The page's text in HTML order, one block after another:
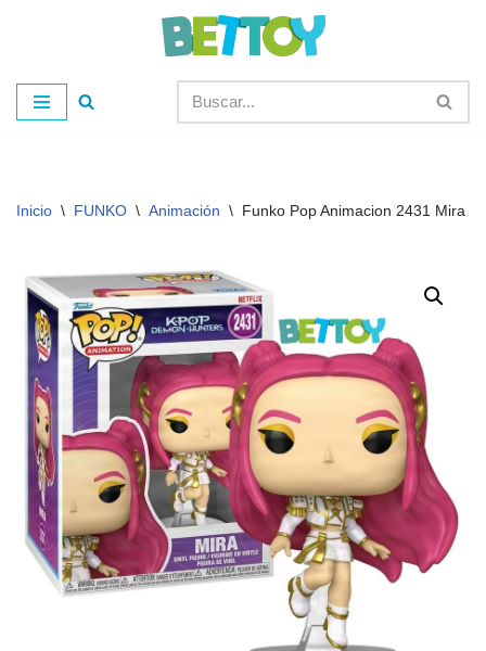
al
contenido
Inicio \ FUNKO \ Animación \ Funko Pop Animacion 2431 Mira